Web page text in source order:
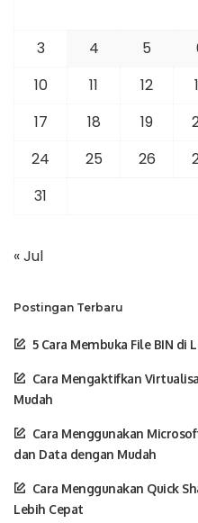
3
4 5
10
11 12
17
18 19
24
25 26
31
« Jul
Postingan Terbaru
5 Cara Membuka File BIN
Cara Mengaktifkan
Mudah
Cara Menggunakan
dan Data dengan Mudah
Cara Menggunakan Quick
Lebih Cepat